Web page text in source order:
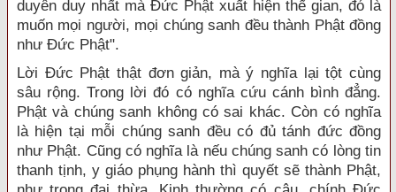
duyên duy nhất mà Đức Phật xuất hiện thế gian, đó là
muốn mọi người, mọi chúng sanh đều thành Phật đồng
như Đức Phật".
Lời Đức Phật thật đơn giản, mà ý nghĩa lại tột cùng
sâu rộng. Trong lời đó có nghĩa cứu cánh bình đẳng.
Phật và chúng sanh không có sai khác. Còn có nghĩa
là hiện tại mỗi chúng sanh đều có đủ tánh đức đồng
như Phật. Cũng có nghĩa là nếu chúng sanh có lòng tin
thanh tịnh, y giáo phụng hành thì quyết sẽ thành Phật,